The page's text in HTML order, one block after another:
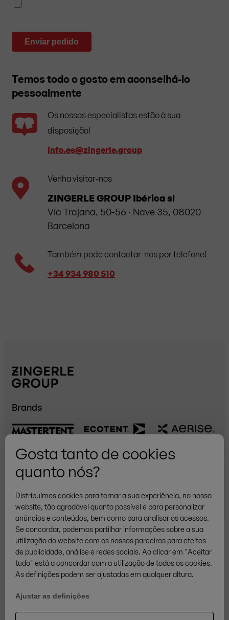
Gosta tanto de cookies
quanto nós?
Distribuímos cookies para tornar a sua experiência, no nosso
website, tão agradável quanto possível e para personalizar
anúncios e conteúdos, bem como para analisar os acessos.
Se concordar, podemos partilhar informações sobre a sua
utilização do website com os nossos parceiros para efeitos
de publicidade, análise e redes sociais. Ao clicar em "Aceitar
tudo" está a concordar com a utilização de todos os cookies.
As definições podem ser ajustadas em qualquer altura.
Ajustar as definições
Temos todo o gosto em aconselhá-lo
pessoalmente
Os nossos especialistas estão à sua
disposição!
info.es​@zingerle.group
Venha visitar-nos
ZINGERLE GROUP Ibérica sl
Vía Trajana, 50-56 · Nave 35, 08020
Barcelona
Também pode contactar-nos por telefone!
+34 934 980 510
Enviar pedido
Brands
PrivacyCookiesNota legal